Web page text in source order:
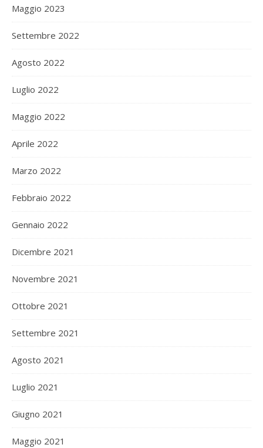
Maggio 2023
Settembre 2022
Agosto 2022
Luglio 2022
Maggio 2022
Aprile 2022
Marzo 2022
Febbraio 2022
Gennaio 2022
Dicembre 2021
Novembre 2021
Ottobre 2021
Settembre 2021
Agosto 2021
Luglio 2021
Giugno 2021
Maggio 2021